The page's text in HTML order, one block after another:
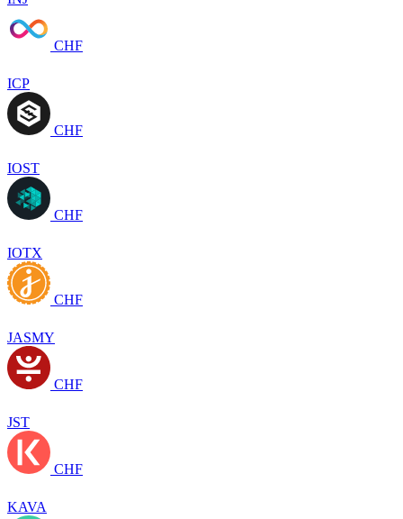
CHF
ICP
CHF
IOST
CHF
IOTX
CHF
JASMY
CHF
JST
CHF
KAVA